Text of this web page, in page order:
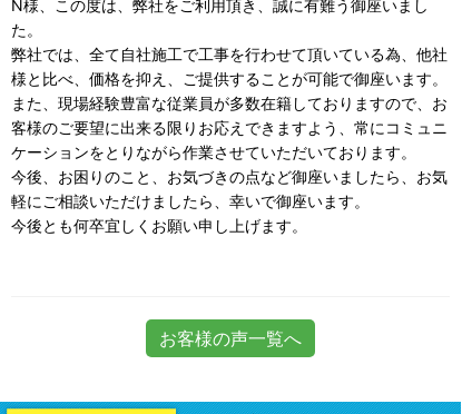
N様、この度は、弊社をご利用頂き、誠に有難う御座いまし
た。
弊社では、全て自社施工で工事を行わせて頂いている為、他社
様と比べ、価格を抑え、ご提供することが可能で御座います。
また、現場経験豊富な従業員が多数在籍しておりますので、お
客様のご要望に出来る限りお応えできますよう、常にコミュニ
ケーションをとりながら作業させていただいております。
今後、お困りのこと、お気づきの点など御座いましたら、お気
軽にご相談いただけましたら、幸いで御座います。
今後とも何卒宜しくお願い申し上げます。
お客様の声一覧へ